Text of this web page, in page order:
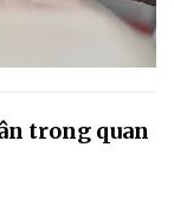
trong quan